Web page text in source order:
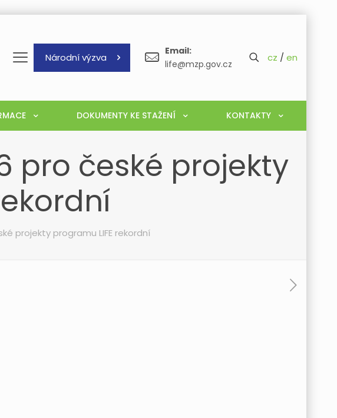
Národní výzva
Email:
life@mzp.gov.cz
cz / en
DOKUMENTY KE STAŽENÍ KONTAKTY
pro české projekty
projekty programu LIFE rekordní